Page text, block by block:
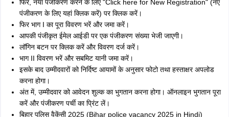
16 जुलाई,
2025
दोपहर 12:00 बजे से 2:00 बजे
20 जुलाई,
2025
दोपहर 12:00 बजे से 2:00 बजे
तक
23 जुलाई,
2025
तक
बजे
27 जुलाई,
दोपहर 12:00 बजे से 2:00 बजे
सुबह 9:30